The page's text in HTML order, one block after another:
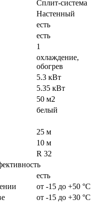
Сплит-система
Настенный
есть
есть
1
охлаждение,
обогрев
5.3 кВт
5.35 кВт
50 м2
белый
25 м
10 м
R 32
есть
от -15 до +50 °C
от -15 до +30 °C